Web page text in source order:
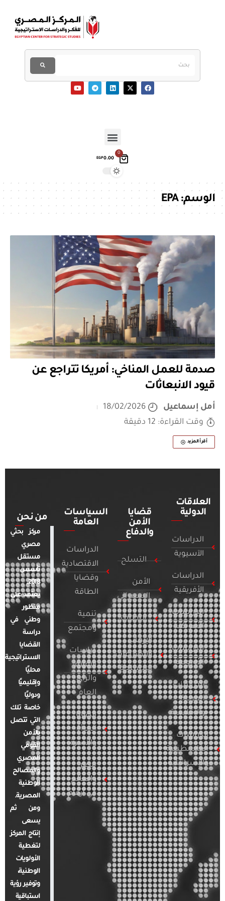
0
EGP0.00
الوسم:EPA
صدمة للعمل المناخي: أمريكا تتراجع عن
قيود الانبعاثات
أمل إسماعيل
18/02/2026
وقت القراءة: 12 دقيقة
أقرأ المزيد
العلاقات
الدولية
الدراسات
الآسيوية
الدراسات
الأفريقية
الدراسات
الأمريكية
الدراسات
الأوروبية
الدراسات
العربية
والإقليمية
الدراسات
الفلسطينية
والإسرائيلية
قضايا
الأمن
والدفاع
التسلح
الأمن
السيبراني
التطرف
الإرهاب
والصراعات
المسلحة
السياسات
العامة
الدراسات
الاقتصادية
وقضايا
الطاقة
تنمية
ومجتمع
دراسات
الإعلام
والرأي
العام
قضايا
المرأة
والأسرة
مصر
والعالم
في أرقام
من نحن
مركز بحثي
مصري
مستقل
تأسس
2018.
يعتمد على
منظور
وطني في
دراسة
القضايا
الاستراتيجية
محليًا
وإقليميًا
ودوليًا
خاصة تلك
التي تتصل
بالأمن
القومي
المصري
والمصالح
الوطنية
المصرية.
ومن ثم
يسعى
إنتاج المركز
لتغطية
الأولويات
الوطنية،
وتوفير رؤية
استباقية